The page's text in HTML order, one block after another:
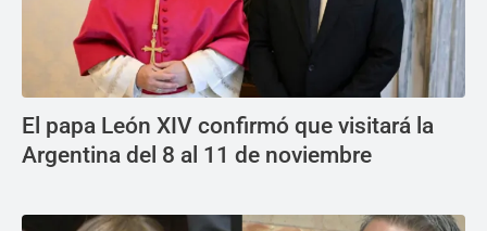
El papa León XIV confirmó que visitará la
Argentina del 8 al 11 de noviembre